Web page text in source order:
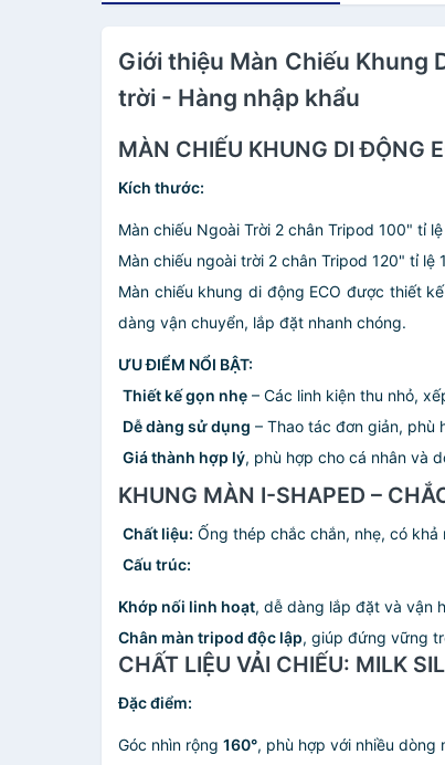
Giới thiệu Màn Chiếu Khung
trời - Hàng nhập khẩu
MÀN CHIẾU KHUNG DI ĐỘNG
Kích thước:
Màn chiếu Ngoài Trời 2 chân Tripod 100" tỉ
Màn chiếu ngoài trời 2 chân Tripod 120" tỉ
Màn chiếu khung di động ECO được thiết
dàng vận chuyển, lắp đặt nhanh chóng.
ƯU ĐIỂM NỔI BẬT:
Thiết kế gọn nhẹ – Các linh kiện thu nhỏ,
Dễ dàng sử dụng – Thao tác đơn giản, phù
Giá thành hợp lý, phù hợp cho cá nhân và
KHUNG MÀN I-SHAPED –
Chất liệu: Ống thép chắc chắn, nhẹ, có khả
Cấu trúc:
Khớp nối linh hoạt, dễ dàng lắp đặt và vận
Chân màn tripod độc lập, giúp đứng vững
CHẤT LIỆU VẢI CHIẾU: MILK
Đặc điểm:
Góc nhìn rộng 160°, phù hợp với nhiều dòng